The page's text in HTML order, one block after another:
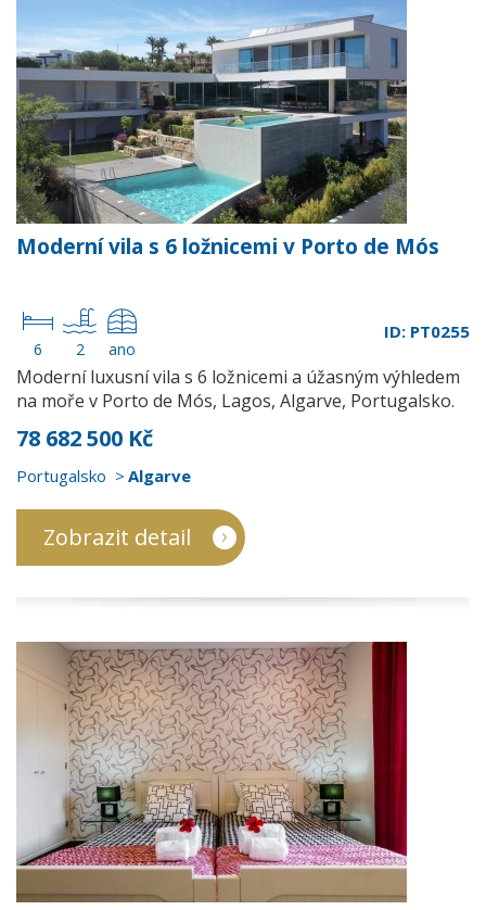
Moderní vila s 6 ložnicemi v Porto de Mós
6 2 ano
ID: PT0255
Moderní luxusní vila s 6 ložnicemi a úžasným výhledem
na moře v Porto de Mós, Lagos, Algarve, Portugalsko.
78 682 500 Kč
Portugalsko Algarve
Zobrazit detail